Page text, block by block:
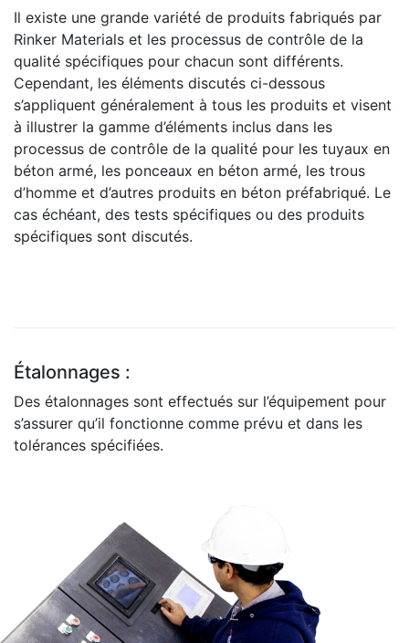
Il existe une grande variété de produits fabriqués par
Rinker Materials et les processus de contrôle de la
qualité spécifiques pour chacun sont différents.
Cependant, les éléments discutés ci-dessous
s’appliquent généralement à tous les produits et visent
à illustrer la gamme d’éléments inclus dans les
processus de contrôle de la qualité pour les tuyaux en
béton armé, les ponceaux en béton armé, les trous
d’homme et d’autres produits en béton préfabriqué. Le
cas échéant, des tests spécifiques ou des produits
spécifiques sont discutés.
Étalonnages :
Des étalonnages sont effectués sur l’équipement pour
s’assurer qu’il fonctionne comme prévu et dans les
tolérances spécifiées.